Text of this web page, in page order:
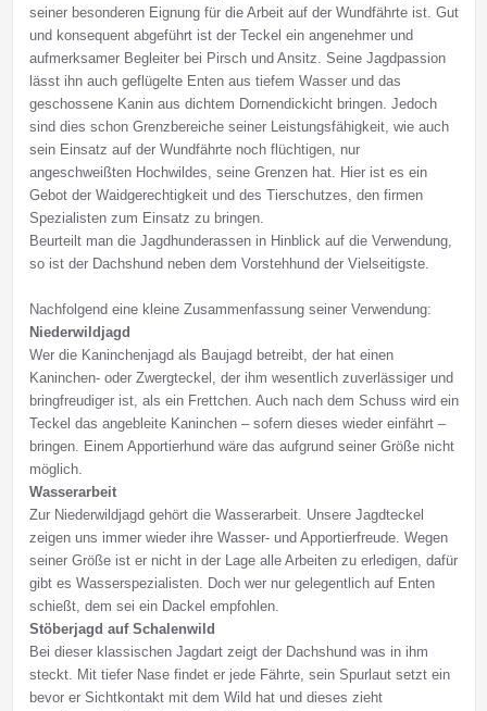
seiner besonderen Eignung für die Arbeit auf der Wundfährte ist. Gut
und konsequent abgeführt ist der Teckel ein angenehmer und
aufmerksamer Begleiter bei Pirsch und Ansitz. Seine Jagdpassion
lässt ihn auch geflügelte Enten aus tiefem Wasser und das
geschossene Kanin aus dichtem Dornendickicht bringen. Jedoch
sind dies schon Grenzbereiche seiner Leistungsfähigkeit, wie auch
sein Einsatz auf der Wundfährte noch flüchtigen, nur
angeschweißten Hochwildes, seine Grenzen hat. Hier ist es ein
Gebot der Waidgerechtigkeit und des Tierschutzes, den firmen
Spezialisten zum Einsatz zu bringen.
Beurteilt man die Jagdhunderassen in Hinblick auf die Verwendung,
so ist der Dachshund neben dem Vorstehhund der Vielseitigste.
Nachfolgend eine kleine Zusammenfassung seiner Verwendung:
Niederwildjagd
Wer die Kaninchenjagd als Baujagd betreibt, der hat einen
Kaninchen- oder Zwergteckel, der ihm wesentlich zuverlässiger und
bringfreudiger ist, als ein Frettchen. Auch nach dem Schuss wird ein
Teckel das angebleite Kaninchen – sofern dieses wieder einfährt –
bringen. Einem Apportierhund wäre das aufgrund seiner Größe nicht
möglich.
Wasserarbeit
Zur Niederwildjagd gehört die Wasserarbeit. Unsere Jagdteckel
zeigen uns immer wieder ihre Wasser- und Apportierfreude. Wegen
seiner Größe ist er nicht in der Lage alle Arbeiten zu erledigen, dafür
gibt es Wasserspezialisten. Doch wer nur gelegentlich auf Enten
schießt, dem sei ein Dackel empfohlen.
Stöberjagd auf Schalenwild
Bei dieser klassischen Jagdart zeigt der Dachshund was in ihm
steckt. Mit tiefer Nase findet er jede Fährte, sein Spurlaut setzt ein
bevor er Sichtkontakt mit dem Wild hat und dieses zieht